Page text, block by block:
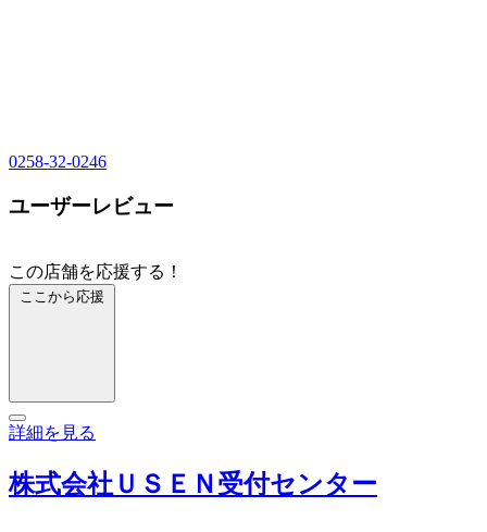
0258-32-0246
ユーザーレビュー
この店舗を応援する！
ここから応援
詳細を見る
株式会社ＵＳＥＮ受付センター